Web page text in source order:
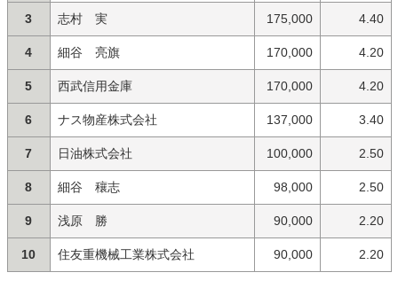
3 志村 実 175,000 4.40
4 細谷 亮旗 170,000 4.20
5 西武信用金庫 170,000 4.20
6 ナス物産株式会社 137,000 3.40
7 日油株式会社 100,000 2.50
8 細谷 穰志 98,000 2.50
9 浅原 勝 90,000 2.20
10 住友重機械工業株式会社 90,000 2.20